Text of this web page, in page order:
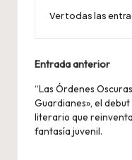
Ver todas las
Navegación
de
entradas
Entrada anterior
“Las Órdenes
Guardianes», el debut
literario que
fantasía juvenil.